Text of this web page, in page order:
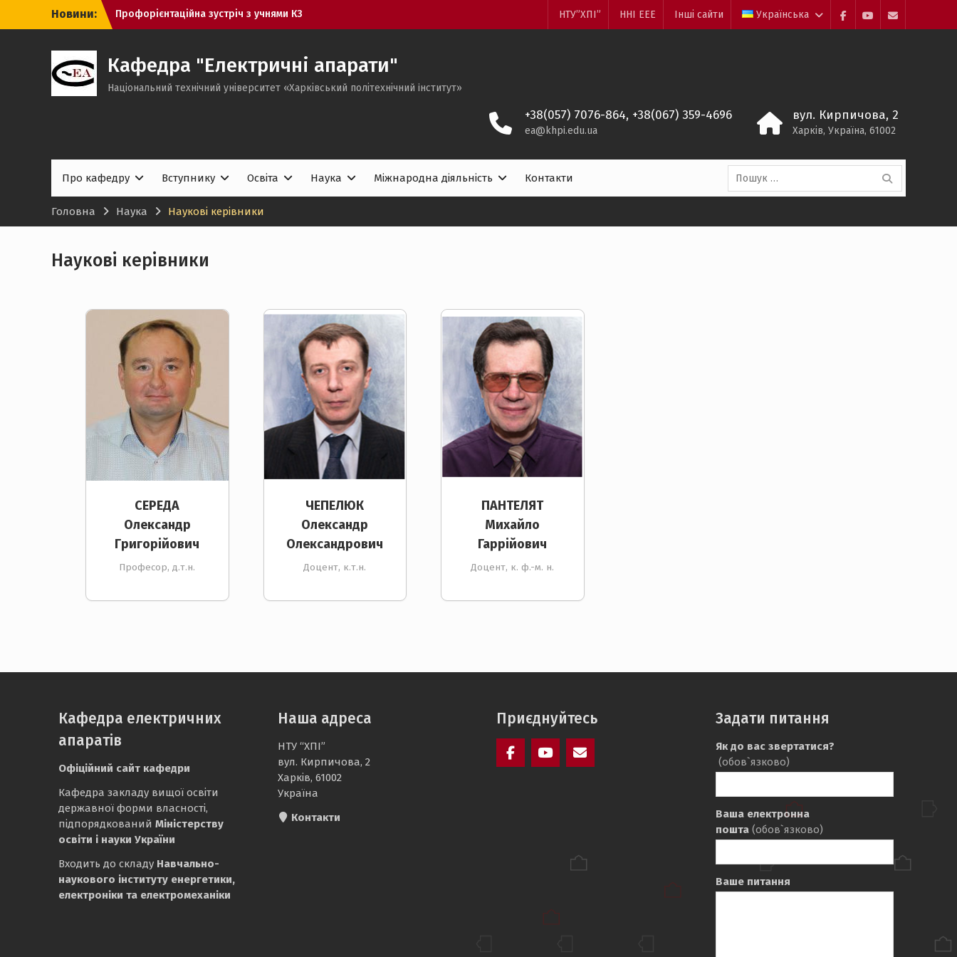
Новини:
Профорієнтаційна зустріч з учнями КЗ
“Харківський ліцей № 80”
на кафедрі “Електричні апарати”
(травень 2026)
Захист бакалаврських робіт на
facebookyoutube
НТУ”ХПІ” ННІ ЕЕЕ Інші сайти Українська
Кафедра "Електричні апарати"
Національний технічний університет «Харківський політехнічний iнститут»
+38(057) 7076-864, +38(067) 359-4696
ea@khpi.edu.ua
вул. Кирпичова, 2
Харків, Україна, 61002
Про кафедру Вступнику Освіта Наука Міжнародна діяльність Контакти
Пошук:
Головна Наука Наукові керівники
Наукові керівники
СЕРЕДА
Олександр
Григорійович
Професор, д.т.н.
ЧЕПЕЛЮК
Олександр
Олександрович
Доцент, к.т.н.
ПАНТЕЛЯТ
Михайло
Гаррійович
Доцент, к. ф.-м. н.
Кафедра електричних
апаратів
Офіційний сайт кафедри
Кафедра закладу вищої освіти
державної форми власності,
підпорядкований Міністерству
освіти і науки України
Входить до складу Навчально-
наукового інституту енергетики,
електроніки та електромеханіки
Наша адреса
НТУ “ХПІ”
вул. Кирпичова, 2
Харків, 61002
Україна
Контакти
Приєднуйтесь Задати питання
Як до вас звертатися?
(обов`язково)
Ваша електронна
пошта (обов`язково)
Ваше питання